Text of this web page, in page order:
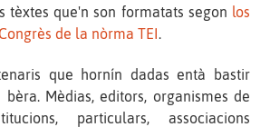
tèxtes que'n son formatats segon los
de la nòrma TEI.
que hornín dadas entà bastir
bèra. Mèdias, editors, organismes de
particulars, associacions